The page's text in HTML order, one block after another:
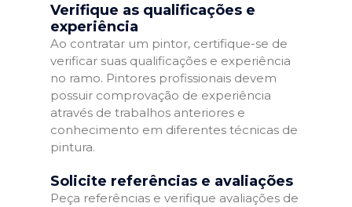
Verifique as qualificações e
experiência
Ao contratar um pintor, certifique-se de
verificar suas qualificações e experiência
no ramo. Pintores profissionais devem
possuir comprovação de experiência
através de trabalhos anteriores e
conhecimento em diferentes técnicas de
pintura.
Solicite referências e avaliações
Peça referências e verifique avaliações de